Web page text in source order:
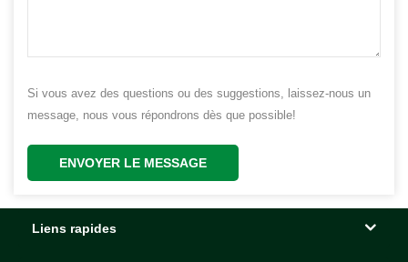
Si vous avez des questions ou des suggestions, laissez-nous un
message, nous vous répondrons dès que possible!
ENVOYER LE MESSAGE
Liens rapides